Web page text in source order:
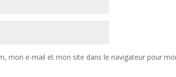
mon e-mail et mon site dans le navigateur pour